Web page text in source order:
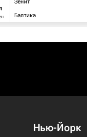
Зенит
Балтика
Нью-Йорк